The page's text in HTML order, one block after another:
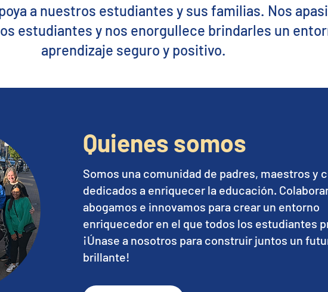
a nuestros estudiantes y sus familias. Nos
estudiantes y nos enorgullece brindarles un
aprendizaje seguro y positivo.
Quienes somos
Somos una comunidad de padres, maestros y
dedicados a enriquecer la educación.
abogamos e innovamos para crear un entorno
enriquecedor en el que todos los estudiantes
¡Únase a nosotros para construir juntos un
brillante!